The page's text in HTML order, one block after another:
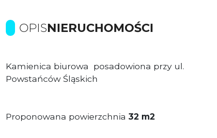
OPISNIERUCHOMOŚCI
Kamienica biurowa posadowiona przy ul.
Powstańców Śląskich
Proponowana powierzchnia 32 m2